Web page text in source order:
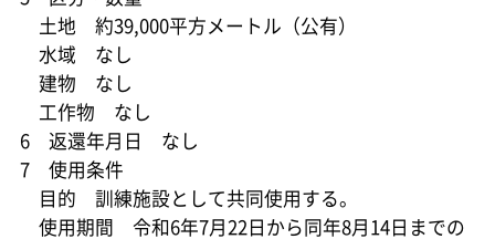
土地 約39,000平方メートル（公有）
水域 なし
建物 なし
工作物 なし
6 返還年月日 なし
7 使用条件
目的 訓練施設として共同使用する。
使用期間 令和6年7月22日から同年8月14日までの